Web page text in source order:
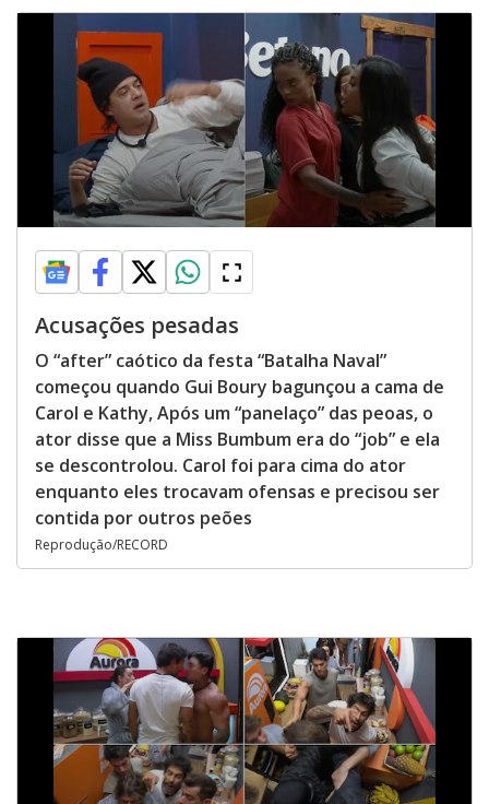
Acusações pesadas
O “after” caótico da festa “Batalha Naval”
começou quando Gui Boury bagunçou a cama de
Carol e Kathy, Após um “panelaço” das peoas, o
ator disse que a Miss Bumbum era do “job” e ela
se descontrolou. Carol foi para cima do ator
enquanto eles trocavam ofensas e precisou ser
contida por outros peões
Reprodução/RECORD